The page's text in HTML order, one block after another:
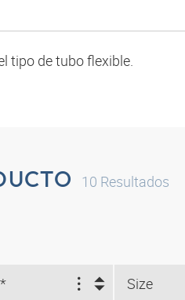
tipo de tubo flexible.
10 Resultados
Size